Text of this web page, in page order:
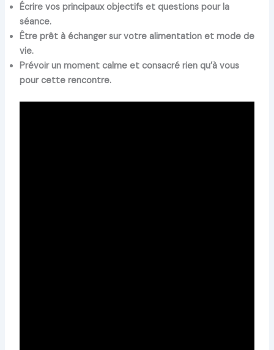
Écrire vos principaux objectifs et questions pour la
séance.
Être prêt à échanger sur votre alimentation et mode de
vie.
Prévoir un moment calme et consacré rien qu’à vous
pour cette rencontre.